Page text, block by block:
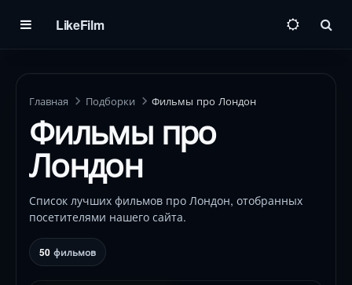
LikeFilm
Главная Подборки Фильмы про Лондон
Фильмы про
Лондон
Список лучших фильмов про Лондон, отобранных
посетителями нашего сайта.
50 фильмов